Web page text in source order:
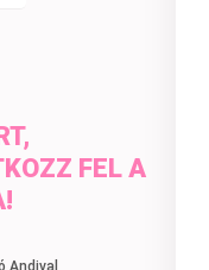
FEL A